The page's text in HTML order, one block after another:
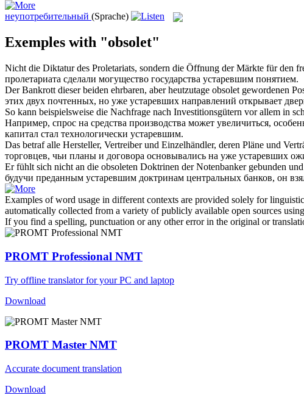
неупотребительный (Sprache)
Exemples with "obsolet"
Nicht die Diktatur des Proletariats, sondern die Öffnung der Märkte für den
пролетариата сделали могущество государства устаревшим понятием.
Der Bankrott dieser beiden ehrbaren, aber heutzutage obsolet gewordenen
этих двух почтенных, но уже устаревших направлений открывает
So kann beispielsweise die Nachfrage nach Investitionsgütern vor allem in
Например, спрос на средства производства может увеличиться,
капитал стал технологически устаревшим.
Das betraf alle Hersteller, Vertreiber und Einzelhändler, deren Pläne und
торговцев, чьи планы и договора основывались на уже устаревших
Er fühlt sich nicht an die obsoleten Doktrinen der Notenbanker gebunden
будучи преданным устаревшим доктринам центральных банков, он
Examples of word usage in different contexts are provided solely for
automatically collected from a variety of publicly available open sources
If you find a spelling, punctuation or any other error in the original or
PROMT Professional NMT
Try offline translator for your PC and laptop
Download
PROMT Master NMT
Accurate document translation
Download